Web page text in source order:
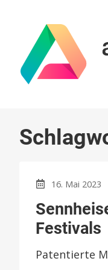
16. Mai 2023
Festivals
Patentierte